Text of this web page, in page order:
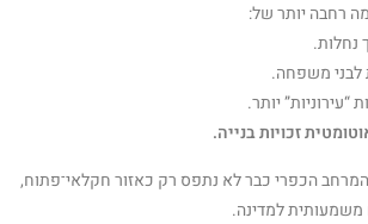
רחבה יותר של:
נחלות.
לבני משפחה.
“עירוניות” יותר.
זכויות בנייה.
הכפרי כבר לא נתפס רק כאזור חקלאי־פתוח,
משמעותית למדינה.